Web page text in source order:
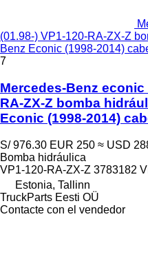
(01.98-) VP1-120-RA-ZX-Z
Benz Econic (1998-2014)
7
Mercedes-Benz econic
RA-ZX-Z bomba
Econic (1998-2014)
S/ 976.30 EUR 250 ≈ USD
Bomba hidráulica
VP1-120-RA-ZX-Z 3783182
Estonia, Tallinn
TruckParts Eesti OÜ
Contacte con el vendedor